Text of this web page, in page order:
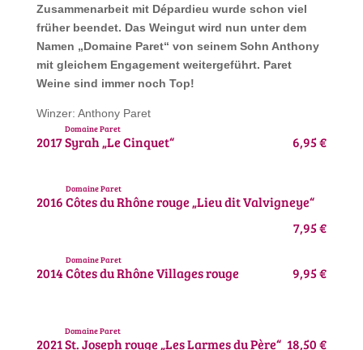
Zusammenarbeit mit Dépardieu wurde schon viel
früher beendet. Das Weingut wird nun unter dem
Namen „Domaine Paret“ von seinem Sohn Anthony
mit gleichem Engagement weitergeführt. Paret
Weine sind immer noch Top!
Winzer: Anthony Paret
2017
Domaine Paret
Syrah „Le Cinquet“ 6,95 €
2016
Domaine Paret
Côtes du Rhône rouge „Lieu dit Valvigneye“
7,95 €
2014
Domaine Paret
Côtes du Rhône Villages rouge 9,95 €
2021
Domaine Paret
St. Joseph rouge „Les Larmes du Père“ 18,50 €